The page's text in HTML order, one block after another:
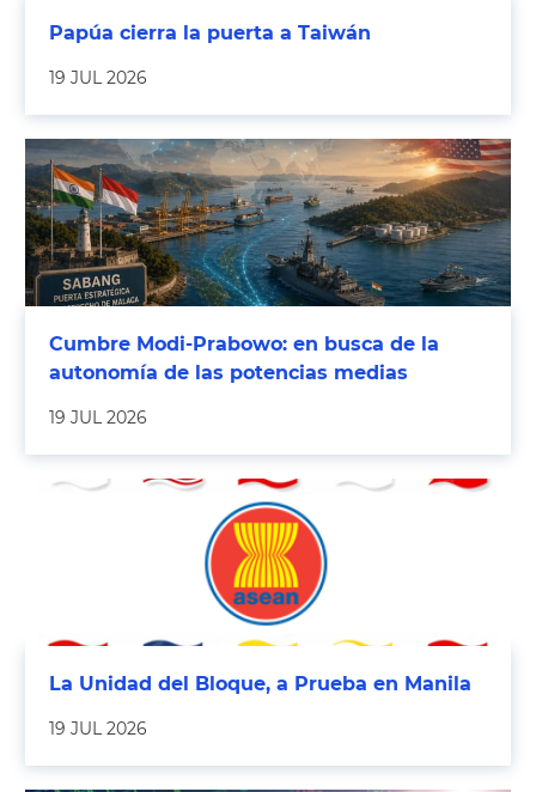
Papúa cierra la puerta a Taiwán
19 JUL 2026
Cumbre Modi-Prabowo: en busca de la
autonomía de las potencias medias
19 JUL 2026
La Unidad del Bloque, a Prueba en Manila
19 JUL 2026